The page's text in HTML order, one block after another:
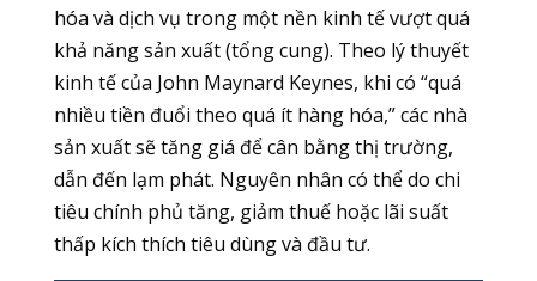
hóa và dịch vụ trong một nền kinh tế vượt quá
khả năng sản xuất (tổng cung). Theo lý thuyết
kinh tế của John Maynard Keynes, khi có “quá
nhiều tiền đuổi theo quá ít hàng hóa,” các nhà
sản xuất sẽ tăng giá để cân bằng thị trường,
dẫn đến lạm phát. Nguyên nhân có thể do chi
tiêu chính phủ tăng, giảm thuế hoặc lãi suất
thấp kích thích tiêu dùng và đầu tư.